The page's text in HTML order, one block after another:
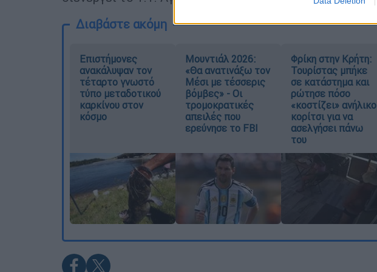
Διαβάστε ακόμη
Επιστήμονες
ανακάλυψαν τον
τέταρτο γνωστό
τύπο μεταδοτικού
καρκίνου στον
κόσμο
Μουντιάλ 2026:
«Θα ανατινάξω τον
Μέσι με τέσσερις
βόμβες» - Οι
τρομοκρατικές
απειλές που
ερεύνησε το FBI
Φρίκη στην Κρήτη:
Τουρίστας μπήκε
σε κατάστημα και
ρώτησε πόσο
«κοστίζει» ανήλικο
κορίτσι για να
ασελγήσει πάνω
του